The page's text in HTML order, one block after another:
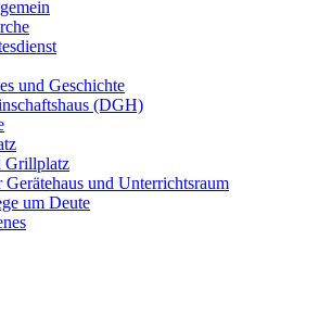
und Geschichte
(DGH)
Grillplatz
Gerätehaus und Unterrichtsraum
um Deute